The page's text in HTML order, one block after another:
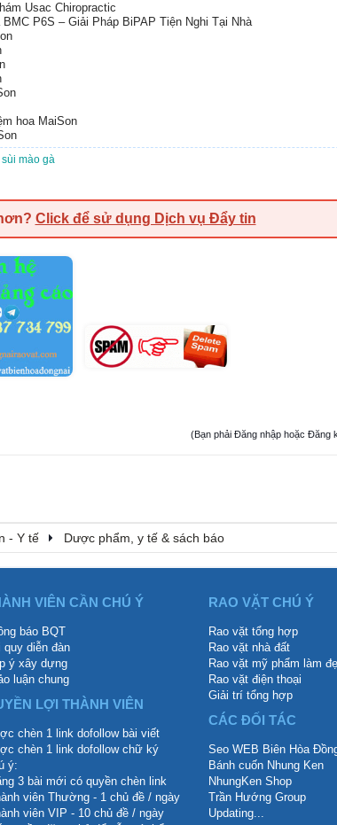
Usac Chiropractic
P6S – Giải Pháp BiPAP Tiện Nghi Tại Nhà
hoa MaiSon
mào gà
Click để sử dụng Dịch vụ Đẩy tin
(Bạn phải Đăng nhập hoặc Đăng
- Y tế Dược phẩm, y tế & sách báo
VIÊN CẦN CHÚ Ý
báo BQT
quy diễn đàn
ý xây dựng
luận chung
LỢI THÀNH VIÊN
chèn 1 link dofollow bài viết
chèn 1 link dofollow chữ ký
ý:
3 bài mới có quyền chèn link
viên Thường - 1 chủ đề / ngày
viên VIP - 10 chủ đề / ngày
RAO VẶT CHÚ Ý
Rao vặt tổng hợp
Rao vặt nhà đất
Rao vặt mỹ phẩm làm
Rao vặt điện thoại
Giải trí tổng hợp
CÁC ĐỐI TÁC
Seo WEB Biên Hòa
Bánh cuốn Nhung Ken
NhungKen Shop
Trần Hướng Group
Updating...